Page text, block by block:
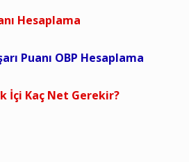
Hesaplama
Puanı OBP Hesaplama
İçi Kaç Net Gerekir?